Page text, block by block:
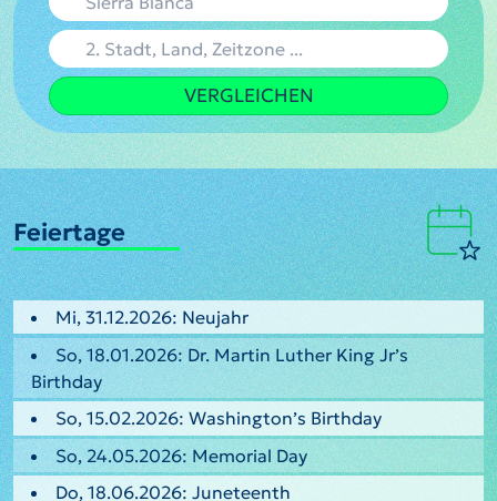
VERGLEICHEN
Feiertage
Mi, 31.12.2026: Neujahr
So, 18.01.2026: Dr. Martin Luther King Jr’s
Birthday
So, 15.02.2026: Washington’s Birthday
So, 24.05.2026: Memorial Day
Do, 18.06.2026: Juneteenth